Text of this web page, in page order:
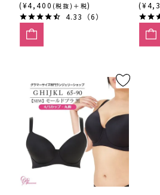
(¥4,400 (税抜)＋税)
4.33（6）